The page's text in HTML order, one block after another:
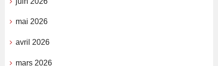
mai 2026
avril 2026
mars 2026